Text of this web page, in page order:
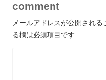
comment
メールアドレスが公開される
る欄は必須項目です